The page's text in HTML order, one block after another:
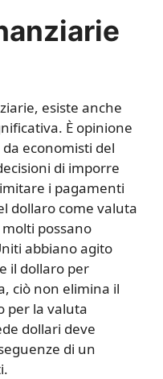
esiste anche
È opinione
economisti del
di imporre
i pagamenti
dollaro come valuta
possano
abbiano agito
il dollaro per
ciò non elimina il
per la valuta
dollari deve
di un